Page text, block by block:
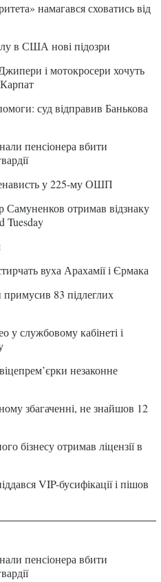
намагався сховатись від
в США нові підозри
і мотокросери хочуть
суд відправив Банькова
пенсіонера вбити
у 225-му ОШП
Самуненков отримав відзнаку
Tuesday
вуха Арахамії і Єрмака
примусив 83 підлеглих
у службовому кабінеті і
незаконне
збагаченні, не знайшов 12
бізнесу отримав ліцензії в
VIP-бусифікації і пішов
пенсіонера вбити